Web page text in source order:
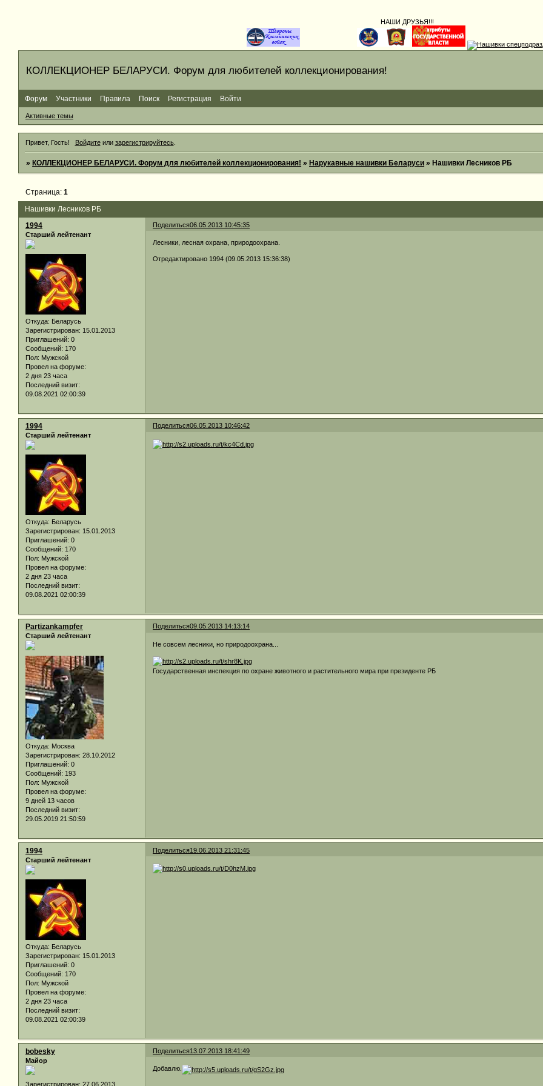
НАШИ ДРУЗЬЯ!!!
КОЛЛЕКЦИОНЕР БЕЛАРУСИ. Форум для любителей коллекционирования!
Форум Участники Правила Поиск Регистрация Войти
Активные темы
Привет, Гость! Войдитеили зарегистрируйтесь.
»КОЛЛЕКЦИОНЕР БЕЛАРУСИ. Форум для любителей коллекционирования! »Нарукавные нашивки Беларуси »Нашивки Лесников РБ
Нашивки Лесников РБ
Страница:1
Поделиться06.05.2013 10:45:35
1994
Старший лейтенант
Откуда: Беларусь
Зарегистрирован: 15.01.2013
Приглашений: 0
Сообщений: 170
Пол: Мужской
Провел на форуме:
2 дня 23 часа
Последний визит:
09.08.2021 02:00:39
Лесники, лесная охрана, природоохрана.
Отредактировано 1994 (09.05.2013 15:36:38)
Поделиться06.05.2013 10:46:42
1994
Старший лейтенант
Откуда: Беларусь
Зарегистрирован: 15.01.2013
Приглашений: 0
Сообщений: 170
Пол: Мужской
Провел на форуме:
2 дня 23 часа
Последний визит:
09.08.2021 02:00:39
Поделиться09.05.2013 14:13:14
Partizankampfer
Старший лейтенант
Откуда: Москва
Зарегистрирован: 28.10.2012
Приглашений: 0
Сообщений: 193
Пол: Мужской
Провел на форуме:
9 дней 13 часов
Последний визит:
29.05.2019 21:50:59
Не совсем лесники, но природоохрана...
Государственная инспекция по охране животного и растительного мира при президенте РБ
Поделиться19.06.2013 21:31:45
1994
Старший лейтенант
Откуда: Беларусь
Зарегистрирован: 15.01.2013
Приглашений: 0
Сообщений: 170
Пол: Мужской
Провел на форуме:
2 дня 23 часа
Последний визит:
09.08.2021 02:00:39
Поделиться13.07.2013 18:41:49
bobesky
Майор
Зарегистрирован: 27.06.2013
Добавлю.